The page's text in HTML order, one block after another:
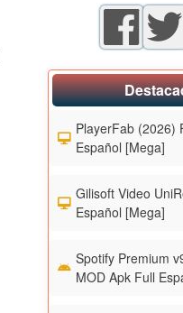
PlayerFab (2026)
Español [Mega]
Gilisoft Video
Español [Mega]
Spotify Premium
MOD Apk Full